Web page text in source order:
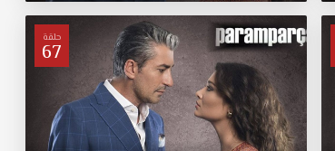
حلقة
67